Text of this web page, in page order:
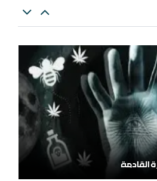
. ومنه مقتضبات من مقالات
القادمة